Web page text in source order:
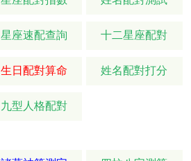
星座速配查詢 十二星座配對
生日配對算命 姓名配對打分
九型人格配對